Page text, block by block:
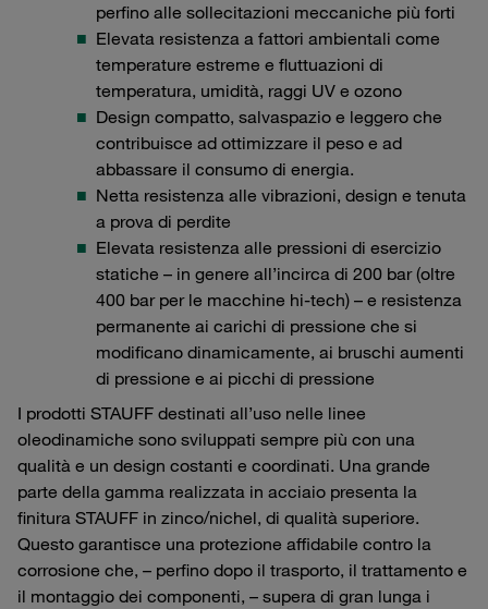
perfino alle sollecitazioni meccaniche più forti
Elevata resistenza a fattori ambientali come
temperature estreme e fluttuazioni di
temperatura, umidità, raggi UV e ozono
Design compatto, salvaspazio e leggero che
contribuisce ad ottimizzare il peso e ad
abbassare il consumo di energia.
Netta resistenza alle vibrazioni, design e tenuta
a prova di perdite
Elevata resistenza alle pressioni di esercizio
statiche – in genere all’incirca di 200 bar (oltre
400 bar per le macchine hi-tech) – e resistenza
permanente ai carichi di pressione che si
modificano dinamicamente, ai bruschi aumenti
di pressione e ai picchi di pressione
I prodotti STAUFF destinati all’uso nelle linee
oleodinamiche sono sviluppati sempre più con una
qualità e un design costanti e coordinati. Una grande
parte della gamma realizzata in acciaio presenta la
finitura STAUFF in zinco/nichel, di qualità superiore.
Questo garantisce una protezione affidabile contro la
corrosione che, – perfino dopo il trasporto, il trattamento e
il montaggio dei componenti, – supera di gran lunga i